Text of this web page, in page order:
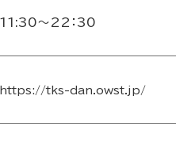
11:30～22：30
https://tks-dan.owst.jp/